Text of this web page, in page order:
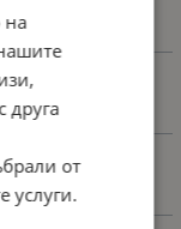
на
друга
от
услуги.